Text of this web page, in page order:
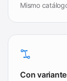
Mismo
Con